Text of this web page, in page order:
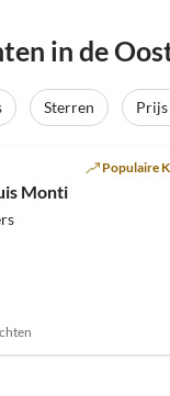
in de
Sterren
Top-
Populaire
Monti